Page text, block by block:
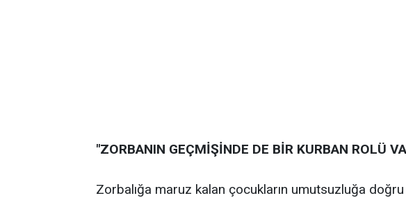
"ZORBANIN GEÇMİŞİNDE DE BİR KURBAN ROLÜ
Zorbalığa maruz kalan çocukların umutsuzluğa